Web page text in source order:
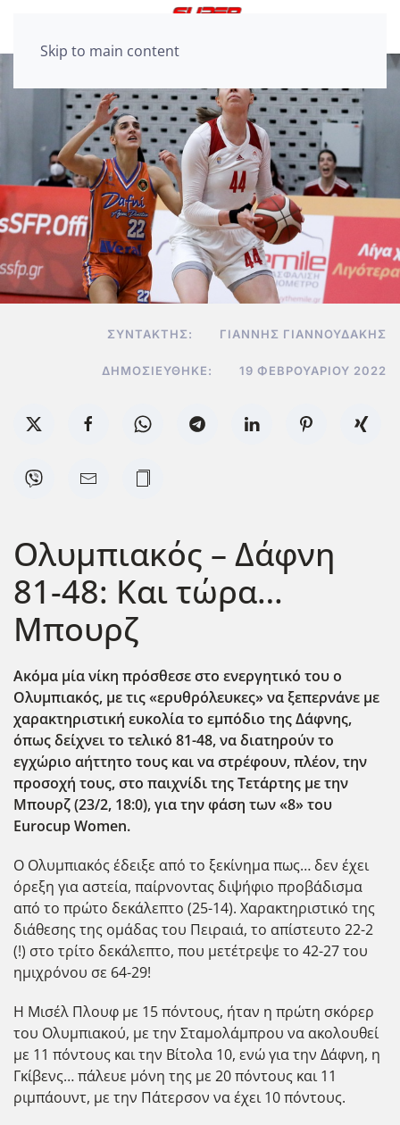
Skip to main content
ΣΥΝΤΆΚΤΗΣ: ΓΙΆΝΝΗΣ ΓΙΑΝΝΟΥΔΆΚΗΣ
ΔΗΜΟΣΙΕΎΘΗΚΕ: 19 ΦΕΒΡΟΥΑΡΊΟΥ 2022
Ολυμπιακός – Δάφνη
81-48: Και τώρα…
Μπουρζ
Ακόμα μία νίκη πρόσθεσε στο ενεργητικό του ο
Ολυμπιακός, με τις «ερυθρόλευκες» να ξεπερνάνε με
χαρακτηριστική ευκολία το εμπόδιο της Δάφνης,
όπως δείχνει το τελικό 81-48, να διατηρούν το
εγχώριο αήττητο τους και να στρέφουν, πλέον, την
προσοχή τους, στο παιχνίδι της Τετάρτης με την
Μπουρζ (23/2, 18:0), για την φάση των «8» του
EurocupWomen.
Ο Ολυμπιακός έδειξε από το ξεκίνημα πως… δεν έχει
όρεξη για αστεία, παίρνοντας διψήφιο προβάδισμα
από το πρώτο δεκάλεπτο (25-14). Χαρακτηριστικό της
διάθεσης της ομάδας του Πειραιά, το απίστευτο 22-2
(!) στο τρίτο δεκάλεπτο, που μετέτρεψε το 42-27 του
ημιχρόνου σε 64-29!
Η Μισέλ Πλουφ με 15 πόντους, ήταν η πρώτη σκόρερ
του Ολυμπιακού, με την Σταμολάμπρου να ακολουθεί
με 11 πόντους και την Βίτολα 10, ενώ για την Δάφνη, η
Γκίβενς… πάλευε μόνη της με 20 πόντους και 11
ριμπάουντ, με την Πάτερσον να έχει 10 πόντους.